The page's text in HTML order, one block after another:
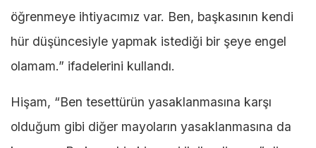
öğrenmeye ihtiyacımız var. Ben, başkasının kendi
hür düşüncesiyle yapmak istediği bir şeye engel
olamam.” ifadelerini kullandı.
Hişam, “Ben tesettürün yasaklanmasına karşı
olduğum gibi diğer mayoların yasaklanmasına da